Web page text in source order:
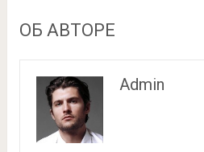
ОБ АВТОРЕ
Admin